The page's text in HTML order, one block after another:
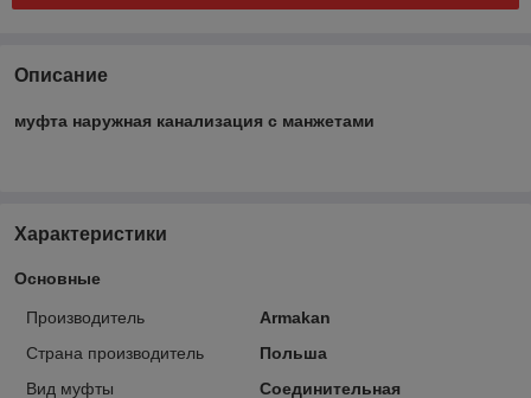
Описание
муфта наружная канализация с манжетами
Характеристики
Основные
Производитель
Armakan
Страна производитель
Польша
Вид муфты
Соединительная